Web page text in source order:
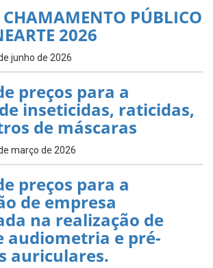
CHAMAMENTO PÚBLICO
2026
junho de 2026
preços para a
inseticidas, raticidas,
de máscaras
março de 2026
preços para a
de empresa
na realização de
audiometria e pré-
auriculares.